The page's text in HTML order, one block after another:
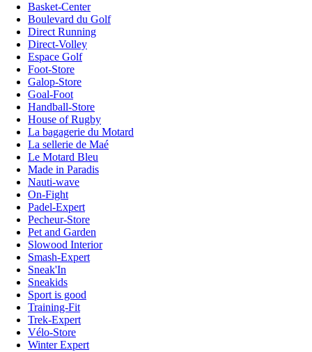
Basket-Center
Boulevard du Golf
Direct Running
Direct-Volley
Espace Golf
Foot-Store
Galop-Store
Goal-Foot
Handball-Store
House of Rugby
La bagagerie du Motard
La sellerie de Maé
Le Motard Bleu
Made in Paradis
Nauti-wave
On-Fight
Padel-Expert
Pecheur-Store
Pet and Garden
Slowood Interior
Smash-Expert
Sneak'In
Sneakids
Sport is good
Training-Fit
Trek-Expert
Vélo-Store
Winter Expert